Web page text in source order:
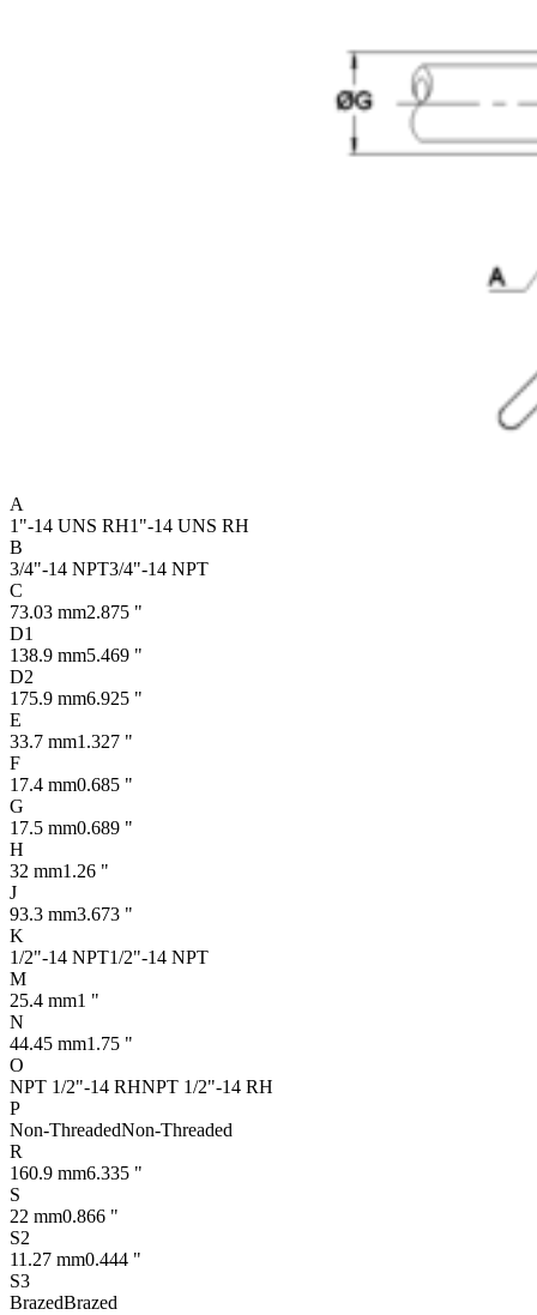
A
1"-14 UNS RH1"-14 UNS RH
B
3/4"-14 NPT3/4"-14 NPT
C
73.03 mm2.875 "
D1
138.9 mm5.469 "
D2
175.9 mm6.925 "
E
33.7 mm1.327 "
F
17.4 mm0.685 "
G
17.5 mm0.689 "
H
32 mm1.26 "
J
93.3 mm3.673 "
K
1/2"-14 NPT1/2"-14 NPT
M
25.4 mm1 "
N
44.45 mm1.75 "
O
NPT 1/2"-14 RHNPT 1/2"-14 RH
P
Non-ThreadedNon-Threaded
R
160.9 mm6.335 "
S
22 mm0.866 "
S2
11.27 mm0.444 "
S3
BrazedBrazed